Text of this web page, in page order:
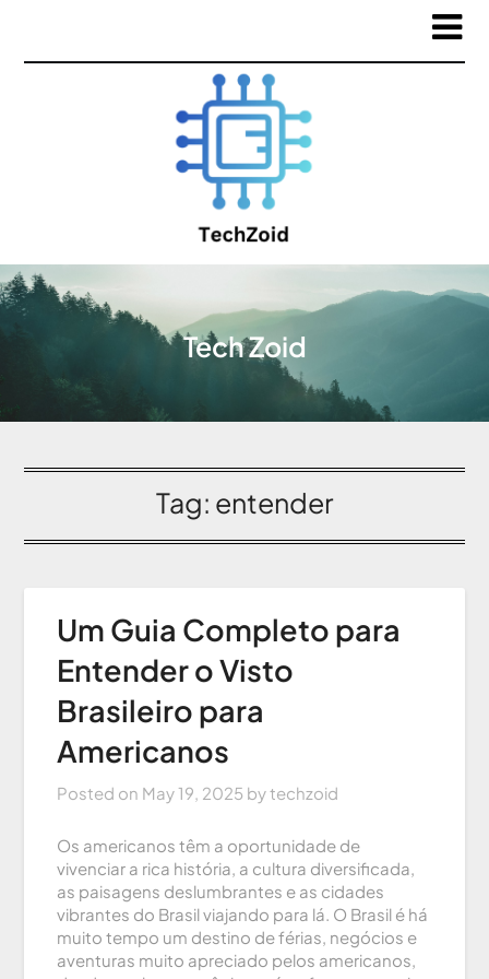
Tech Zoid
Tag: entender
Um Guia Completo para
Entender o Visto
Brasileiro para
Americanos
Posted on May 19, 2025 bytechzoid
Os americanos têm a oportunidade de
vivenciar a rica história, a cultura diversificada,
as paisagens deslumbrantes e as cidades
vibrantes do Brasil viajando para lá. O Brasil é há
muito tempo um destino de férias, negócios e
aventuras muito apreciado pelos americanos,